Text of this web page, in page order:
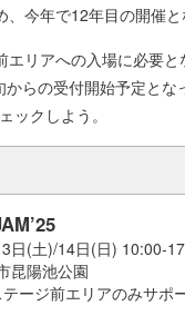
今年で12年目の開催と
エリアへの入場に必要と
からの受付開始予定とな
ックしよう。
日(土)/14日(日) 10:00-
昆陽池公園
ージ前エリアのみサポ